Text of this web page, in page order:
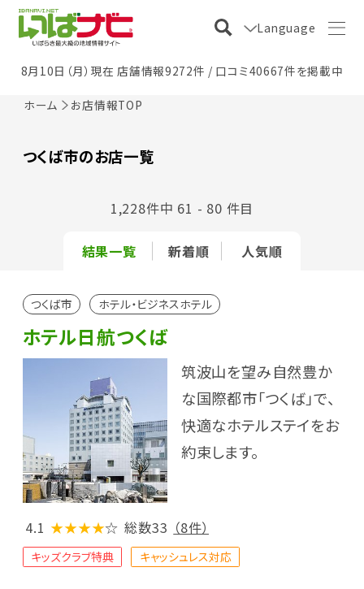
Language
8月10日（月）現在 店舗情報9272件 / 口コミ40667件を掲載中
ホーム お店情報TOP
つくば市のお店一覧
結果一覧 新着順 人気順
1,228件中 61 - 80 件目
つくば市 ホテル・ビジネスホテル
ホテル日航つくば
筑波山を望み自然豊か
な国際都市「つくば」で、
快適なホテルステイをお
約束します。
4.1 ★★★★☆ 総数33 （8件）
キッズクラブ特典 キャッシュレス対応